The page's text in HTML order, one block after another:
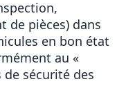
de pièces) dans
en bon état
au «
sécurité des